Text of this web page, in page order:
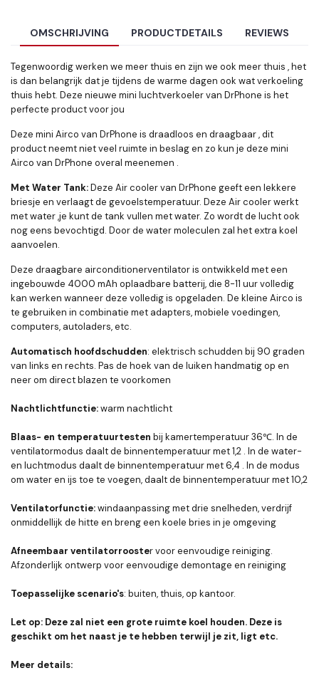
OMSCHRIJVING PRODUCTDETAILS REVIEWS
Tegenwoordig werken we meer thuis en zijn we ook meer thuis , het
is dan belangrijk dat je tijdens de warme dagen ook wat verkoeling
thuis hebt. Deze nieuwe mini luchtverkoeler van DrPhone is het
perfecte product voor jou
Deze mini Airco van DrPhone is draadloos en draagbaar , dit
product neemt niet veel ruimte in beslag en zo kun je deze mini
Airco van DrPhone overal meenemen .
Met Water Tank:Deze Air cooler van DrPhone geeft een lekkere
briesje en verlaagt de gevoelstemperatuur. Deze Air cooler werkt
met water ,je kunt de tank vullen met water. Zo wordt de lucht ook
nog eens bevochtigd. Door de water moleculen zal het extra koel
aanvoelen.
Deze draagbare airconditionerventilator is ontwikkeld met een
ingebouwde 4000 mAh oplaadbare batterij, die 8-11 uur volledig
kan werken wanneer deze volledig is opgeladen. De kleine Airco is
te gebruiken in combinatie met adapters, mobiele voedingen,
computers, autoladers, etc.
Automatisch hoofdschudden: elektrisch schudden bij 90 graden
van links en rechts. Pas de hoek van de luiken handmatig op en
neer om direct blazen te voorkomen
Nachtlichtfunctie:warm nachtlicht
Blaas- en temperatuurtesten bij kamertemperatuur 36℃. In de
ventilatormodus daalt de binnentemperatuur met 1,2 . In de water-
en luchtmodus daalt de binnentemperatuur met 6,4 . In de modus
om water en ijs toe te voegen, daalt de binnentemperatuur met 10,2
Ventilatorfunctie:windaanpassing met drie snelheden, verdrijf
onmiddellijk de hitte en breng een koele bries in je omgeving
Afneembaar ventilatorrooster voor eenvoudige reiniging.
Afzonderlijk ontwerp voor eenvoudige demontage en reiniging
Toepasselijke scenario's: buiten, thuis, op kantoor.
Let op: Deze zal niet een grote ruimte koel houden. Deze is
geschikt om het naast je te hebben terwijl je zit, ligt etc.
Meer details: